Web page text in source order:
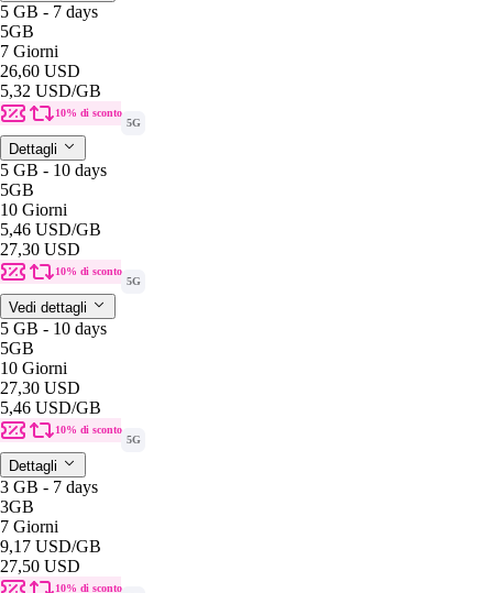
5 GB - 7 days
5GB
7 Giorni
26,60 USD
5,32 USD/GB
10% di sconto
5G
Dettagli
5 GB - 10 days
5GB
10 Giorni
5,46 USD/GB
27,30 USD
10% di sconto
5G
Vedi dettagli
5 GB - 10 days
5GB
10 Giorni
27,30 USD
5,46 USD/GB
10% di sconto
5G
Dettagli
3 GB - 7 days
3GB
7 Giorni
9,17 USD/GB
27,50 USD
10% di sconto